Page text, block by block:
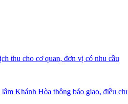
thu cho cơ quan, đơn vị có nhu cầu
Khánh Hòa thông báo giao, điều